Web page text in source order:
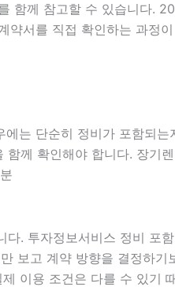
함께 참고할 수 있습니다.
약서를 직접 확인하는 과
는 단순히 정비가 포함되
께 확인해야 합니다. 장기
. 투자정보서비스 정비 포
보고 계약 방향을 결정하
이용 조건은 다를 수 있기